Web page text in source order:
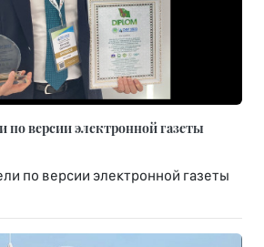
по версии электронной газеты
по версии электронной газеты